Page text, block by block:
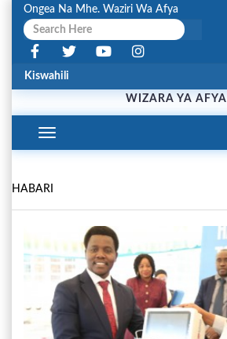
Ongea Na Mhe. Waziri Wa Afya
WIZARA YA AFYA
Toggle
Navigation
HABARI